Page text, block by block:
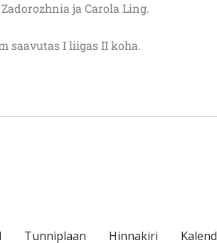
ja Carola Ling.
saavutas I liigas II koha.
Tunniplaan Hinnakiri